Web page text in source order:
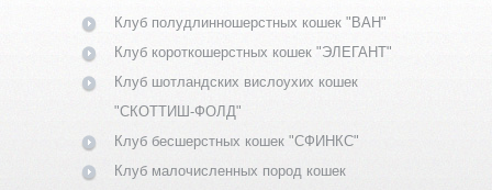
Клуб полудлинношерстных кошек "ВАН"
Клуб короткошерстных кошек "ЭЛЕГАНТ"
Клуб шотландских вислоухих кошек
"СКОТТИШ-ФОЛД"
Клуб бесшерстных кошек "СФИНКС"
Клуб малочисленных пород кошек